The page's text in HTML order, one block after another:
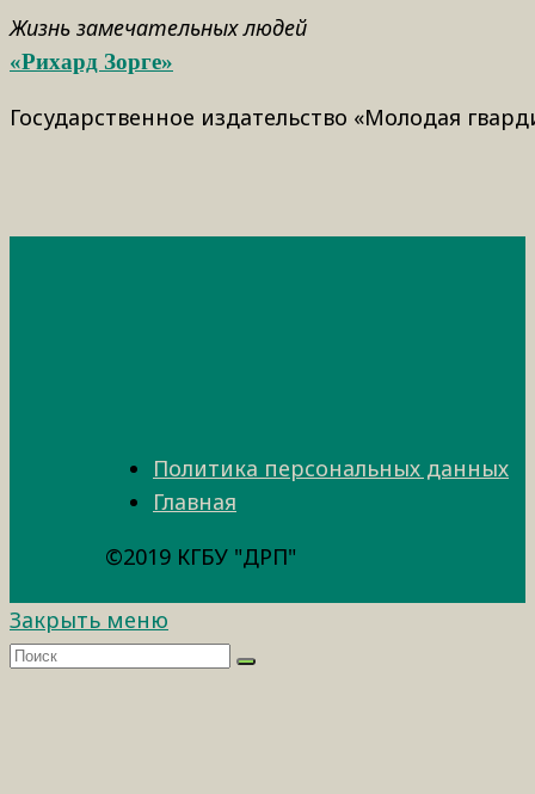
Жизнь замечательных людей
«Рихард Зорге»
Государственное издательство «Молодая
Политика персональных данных
Главная
©2019 КГБУ "ДРП"
Закрыть меню